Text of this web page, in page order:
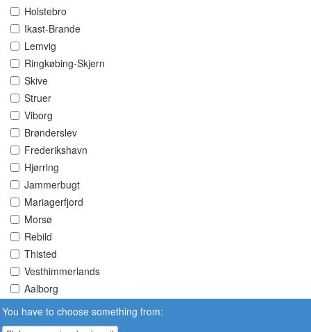
Holstebro
Ikast-Brande
Lemvig
Ringkøbing-Skjern
Skive
Struer
Viborg
Brønderslev
Frederikshavn
Hjørring
Jammerbugt
Mariagerfjord
Morsø
Rebild
Thisted
Vesthimmerlands
Aalborg
You have to choose something from: